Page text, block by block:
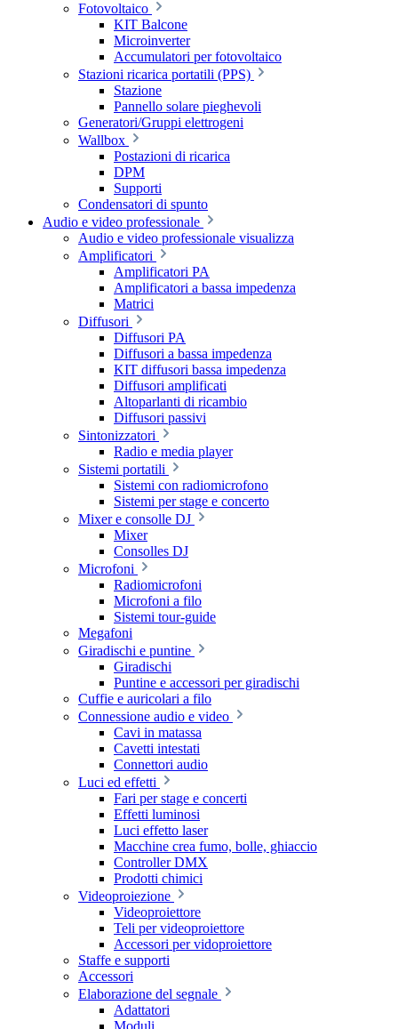
Fotovoltaico
KIT Balcone
Microinverter
Accumulatori per fotovoltaico
Stazioni ricarica portatili (PPS)
Stazione
Pannello solare pieghevoli
Generatori/Gruppi elettrogeni
Wallbox
Postazioni di ricarica
DPM
Supporti
Condensatori di spunto
Audio e video professionale
Audio e video professionale visualizza
Amplificatori
Amplificatori PA
Amplificatori a bassa impedenza
Matrici
Diffusori
Diffusori PA
Diffusori a bassa impedenza
KIT diffusori bassa impedenza
Diffusori amplificati
Altoparlanti di ricambio
Diffusori passivi
Sintonizzatori
Radio e media player
Sistemi portatili
Sistemi con radiomicrofono
Sistemi per stage e concerto
Mixer e consolle DJ
Mixer
Consolles DJ
Microfoni
Radiomicrofoni
Microfoni a filo
Sistemi tour-guide
Megafoni
Giradischi e puntine
Giradischi
Puntine e accessori per giradischi
Cuffie e auricolari a filo
Connessione audio e video
Cavi in matassa
Cavetti intestati
Connettori audio
Luci ed effetti
Fari per stage e concerti
Effetti luminosi
Luci effetto laser
Macchine crea fumo, bolle, ghiaccio
Controller DMX
Prodotti chimici
Videoproiezione
Videoproiettore
Teli per videoproiettore
Accessori per vidoproiettore
Staffe e supporti
Accessori
Elaborazione del segnale
Adattatori
Moduli